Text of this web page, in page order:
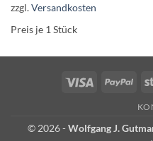
zzgl.Versandkosten
Preis je 1 Stück
Visa
© 2026 - Wolfgang J.